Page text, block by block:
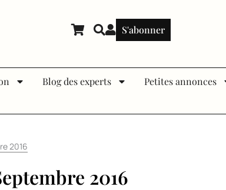
S'abonner
Blog des experts Petites annonces
2016
2016